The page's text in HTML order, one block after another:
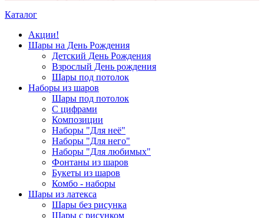
Каталог
Акции!
Шары на День Рождения
Детский День Рождения
Взрослый День рождения
Шары под потолок
Наборы из шаров
Шары под потолок
С цифрами
Композиции
Наборы "Для неё"
Наборы "Для него"
Наборы "Для любимых"
Фонтаны из шаров
Букеты из шаров
Комбо - наборы
Шары из латекса
Шары без рисунка
Шары с рисунком